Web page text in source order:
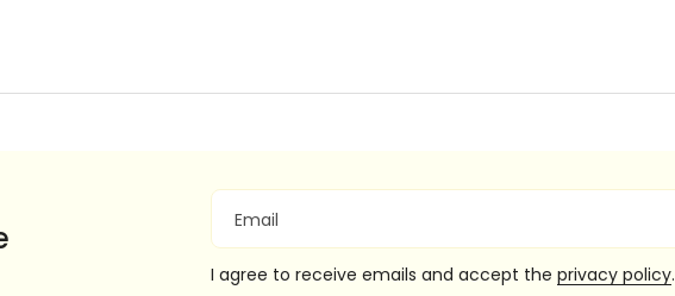
Email
I agree to receive emails and accept the privacy policy.